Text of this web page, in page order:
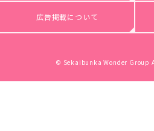
広告掲載について
© Sekaibunka Wonder Group